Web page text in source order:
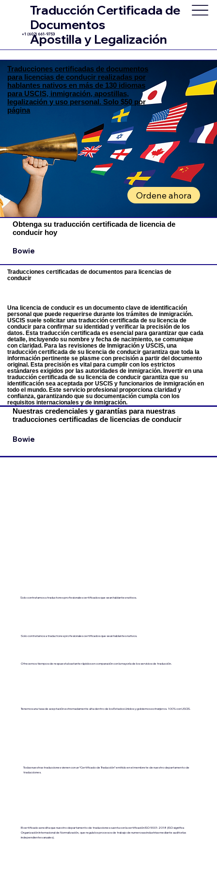
Traducción Certificada de
Documentos
Apostilla y Legalización
+1 (602) 661-9753
Traducciones certificadas de documentos
para licencias de conducir realizadas por
hablantes nativos en más de 130 idiomas
para USCIS, inmigración, apostillas,
legalización y uso personal. Solo $50 por
página
Ordene ahora
Obtenga su traducción certificada de licencia de
conducir hoy
Bowie
Una licencia de conducir es un documento clave de identificación
personal que puede requerirse durante los trámites de inmigración.
USCIS suele solicitar una traducción certificada de su licencia de
conducir para confirmar su identidad y verificar la precisión de los
datos. Esta traducción certificada es esencial para garantizar que cada
detalle, incluyendo su nombre y fecha de nacimiento, se comunique
con claridad. Para las revisiones de Inmigración y USCIS, una
traducción certificada de su licencia de conducir garantiza que toda la
información pertinente se plasme con precisión a partir del documento
original. Esta precisión es vital para cumplir con los estrictos
estándares exigidos por las autoridades de inmigración. Invertir en una
traducción certificada de su licencia de conducir garantiza que su
identificación sea aceptada por USCIS y funcionarios de inmigración en
todo el mundo. Este servicio profesional proporciona claridad y
confianza, garantizando que su documentación cumpla con los
requisitos internacionales y de inmigración.
Traducciones certificadas de documentos para licencias de
conducir
Nuestras credenciales y garantías para nuestras
traducciones certificadas de licencias de conducir
Bowie
Solo contratamos a traductores profesionales certificados que sean hablantes nativos.
Solo contratamos a traductores profesionales certificados que sean hablantes nativos.
Ofrecemos tiempos de respuesta bastante rápidos en comparación con la mayoría de los servicios de traducción.
Tenemos una tasa de aceptación extremadamente alta dentro de los Estados Unidos y gobiernos extranjeros. 100% con USCIS.
Todas nuestras traducciones vienen con un “Certificado de Traducción” emitido en el membrete de nuestro departamento de
traducciones.
El certificado acredita que nuestro departamento de traducciones cuenta con la certificación ISO 9001:2018 (ISO significa
Organización Internacional de Normalización, que regula los procesos de trabajo de numerosas industrias mediante auditorías
independientes anuales).